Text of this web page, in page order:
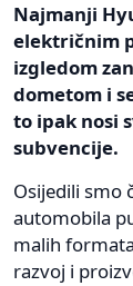
Najmanji
električnim
izgledom
dometom i
to ipak nosi
subvencije.
Osijedili smo
automobila
malih
razvoj i